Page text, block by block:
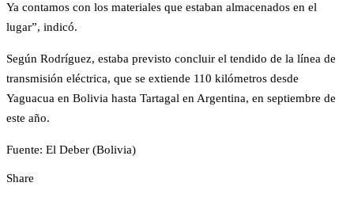
Ya contamos con los materiales que estaban almacenados en el
lugar”, indicó.
Según Rodríguez, estaba previsto concluir el tendido de la línea de
transmisión eléctrica, que se extiende 110 kilómetros desde
Yaguacua en Bolivia hasta Tartagal en Argentina, en septiembre de
este año.
Fuente: El Deber (Bolivia)
Share